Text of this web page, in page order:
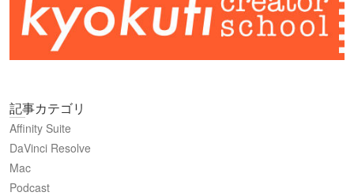
記事カテゴリ
Affinity Suite
DaVinci Resolve
Mac
Podcast